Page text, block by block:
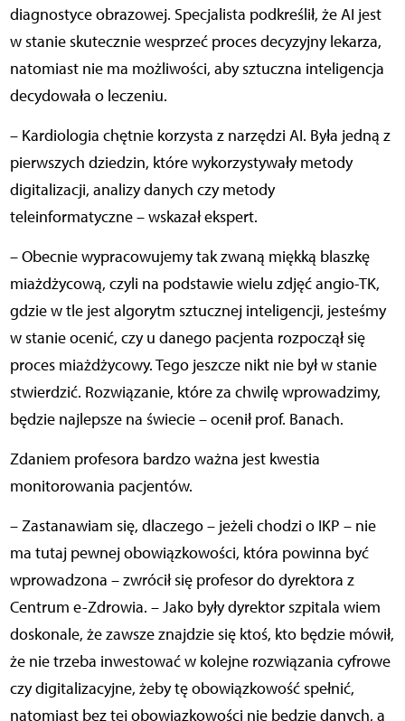
diagnostyce obrazowej. Specjalista podkreślił, że AI jest
w stanie skutecznie wesprzeć proces decyzyjny lekarza,
natomiast nie ma możliwości, aby sztuczna inteligencja
decydowała o leczeniu.
– Kardiologia chętnie korzysta z narzędzi AI. Była jedną z
pierwszych dziedzin, które wykorzystywały metody
digitalizacji, analizy danych czy metody
teleinformatyczne – wskazał ekspert.
– Obecnie wypracowujemy tak zwaną miękką blaszkę
miażdżycową, czyli na podstawie wielu zdjęć angio-TK,
gdzie w tle jest algorytm sztucznej inteligencji, jesteśmy
w stanie ocenić, czy u danego pacjenta rozpoczął się
proces miażdżycowy. Tego jeszcze nikt nie był w stanie
stwierdzić. Rozwiązanie, które za chwilę wprowadzimy,
będzie najlepsze na świecie – ocenił prof. Banach.
Zdaniem profesora bardzo ważna jest kwestia
monitorowania pacjentów.
– Zastanawiam się, dlaczego – jeżeli chodzi o IKP – nie
ma tutaj pewnej obowiązkowości, która powinna być
wprowadzona – zwrócił się profesor do dyrektora z
Centrum e-Zdrowia. – Jako były dyrektor szpitala wiem
doskonale, że zawsze znajdzie się ktoś, kto będzie mówił,
że nie trzeba inwestować w kolejne rozwiązania cyfrowe
czy digitalizacyjne, żeby tę obowiązkowość spełnić,
natomiast bez tej obowiązkowości nie będzie danych, a